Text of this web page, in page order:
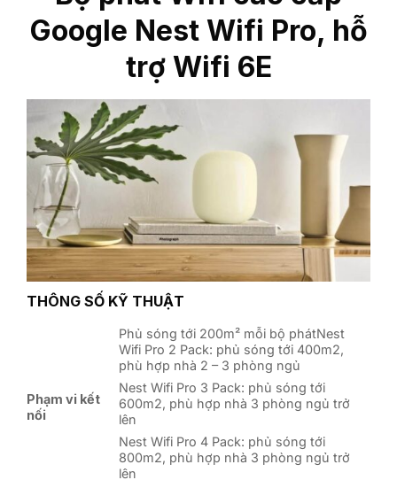
Google Nest Wifi Pro, hỗ
trợ Wifi 6E
THÔNG SỐ KỸ THUẬT
Phạm vi kết
nối
Phủ sóng tới 200m² mỗi bộ phátNest
Wifi Pro 2 Pack: phủ sóng tới 400m2,
phù hợp nhà 2 – 3 phòng ngủ
Nest Wifi Pro 3 Pack: phủ sóng tới
600m2, phù hợp nhà 3 phòng ngủ trở
lên
Nest Wifi Pro 4 Pack: phủ sóng tới
800m2, phù hợp nhà 3 phòng ngủ trở
lên